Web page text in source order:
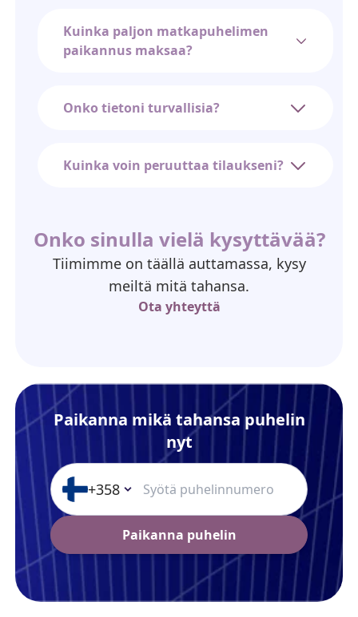
Kuinka paljon matkapuhelimen
paikannus maksaa?
Onko tietoni turvallisia?
Kuinka voin peruuttaa tilaukseni?
Onko sinulla vielä kysyttävää?
Tiimimme on täällä auttamassa, kysy
meiltä mitä tahansa.
Ota yhteyttä
Paikanna mikä tahansa puhelin
nyt
+358
Paikanna puhelin